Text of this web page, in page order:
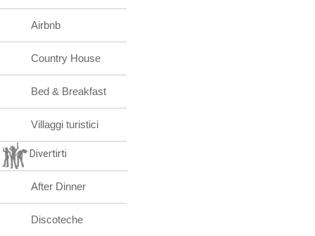
Airbnb
Country House
Bed & Breakfast
Villaggi turistici
Divertirti
After Dinner
Discoteche